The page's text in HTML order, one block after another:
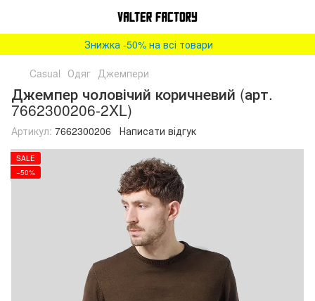
Знижка -50% на всі товари
Casual Одяг Джемпери
Джемпер чоловічий коричневий (арт.
7662300206-2XL)
Артикул: 7662300206 Написати відгук
SALE
−50%